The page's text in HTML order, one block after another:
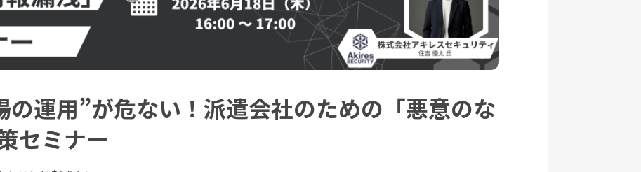
の運用”が危ない！派遣会社のための「悪意のな
セミナー